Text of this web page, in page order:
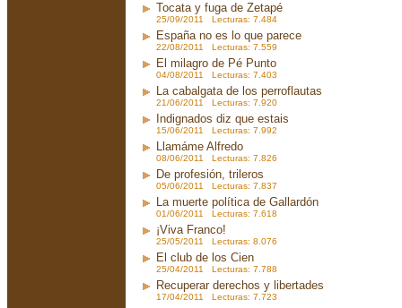
Tocata y fuga de Zetapé
25/09/2011 Lecturas: 7.484
España no es lo que parece
22/08/2011 Lecturas: 7.559
El milagro de Pé Punto
04/08/2011 Lecturas: 7.403
La cabalgata de los perroflautas
21/06/2011 Lecturas: 7.920
Indignados diz que estais
15/06/2011 Lecturas: 7.992
Llamáme Alfredo
08/06/2011 Lecturas: 7.826
De profesión, trileros
05/06/2011 Lecturas: 7.837
La muerte política de Gallardón
01/06/2011 Lecturas: 7.618
¡Viva Franco!
25/05/2011 Lecturas: 8.076
El club de los Cien
25/04/2011 Lecturas: 7.788
Recuperar derechos y libertades
17/04/2011 Lecturas: 7.723